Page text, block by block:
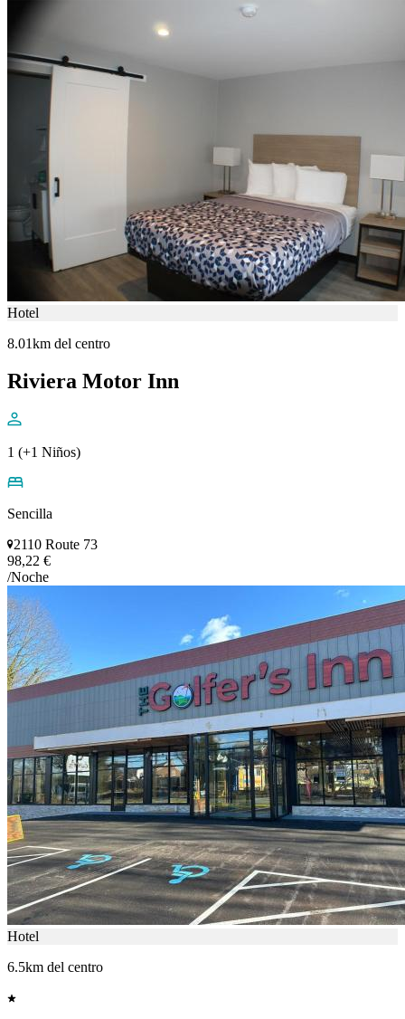
Hotel
8.01km del centro
Riviera Motor Inn
1 (+1 Niños)
Sencilla
2110 Route 73
98,22 €
/Noche
Hotel
6.5km del centro